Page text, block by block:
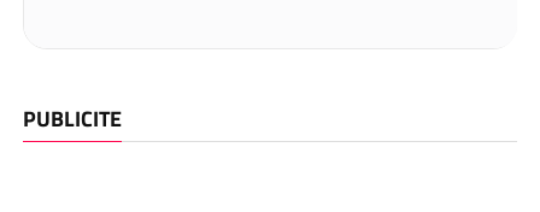
PUBLICITE